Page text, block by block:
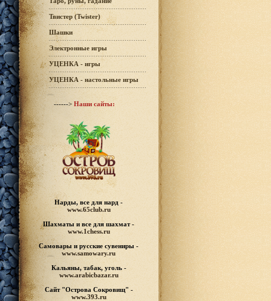
Твистер (Twister)
Шашки
Электронные игры
УЦЕНКА - игры
УЦЕНКА - настольные игры
------> Наши сайты:
Нарды, все для нард -
www.65club.ru
Шахматы и все для шахмат -
www.1chess.ru
Самовары и русские сувениры -
www.samowary.ru
Кальяны, табак, уголь -
www.arabicbazar.ru
Сайт "Острова Сокровищ" -
www.393.ru